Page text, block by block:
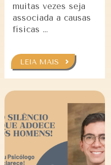
muitas vezes seja
associada a causas
físicas …
LEIA MAIS